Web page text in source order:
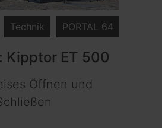
PORTAL 64
Technik
Kipptor ET 500
Öffnen und